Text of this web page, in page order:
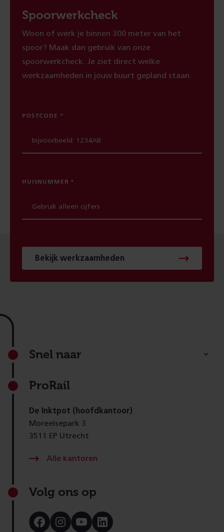
Spoorwerkcheck
Woon of werk je binnen 300 meter van het
spoor? Maak dan gebruik van onze
spoorwerkcheck. Je ziet direct welke
werkzaamheden in jouw buurt gepland staan.
POSTCODE
HUISNUMMER
Bekijk werkzaamheden
Footer
Snel naar
ProRail
De Inktpot (hoofdkantoor)
Moreelsepark 3
3511 EP Utrecht
Alle kantoren
Volg ons op
BezoekBezoekBezoekBezoek